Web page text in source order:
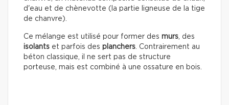
d'eau et de chènevotte (la partie ligneuse de la tige
de chanvre).
Ce mélange est utilisé pour former des murs , des
isolants et parfois des planchers . Contrairement au
béton classique, il ne sert pas de structure
porteuse, mais est combiné à une ossature en bois.